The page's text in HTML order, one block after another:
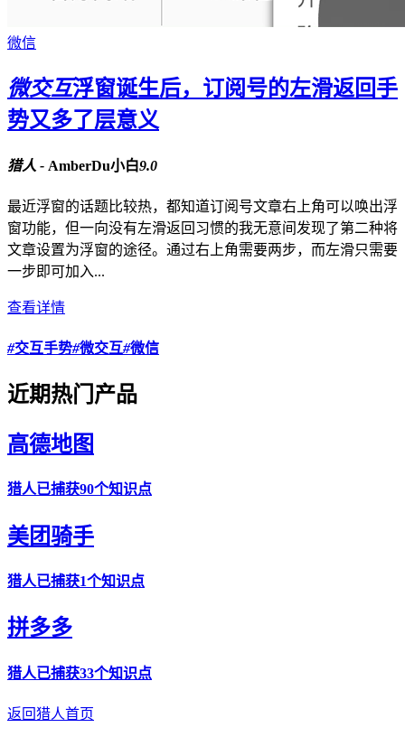
微信
微交互浮窗诞生后，订阅号的左滑返回手
势又多了层意义
猎人 - AmberDu小白9.0
最近浮窗的话题比较热，都知道订阅号文章右上角可以唤出浮
窗功能，但一向没有左滑返回习惯的我无意间发现了第二种将
文章设置为浮窗的途径。通过右上角需要两步，而左滑只需要
一步即可加入...
查看详情
#交互手势#微交互#微信
近期热门产品
高德地图
猎人已捕获90个知识点
美团骑手
猎人已捕获1个知识点
拼多多
猎人已捕获33个知识点
返回猎人首页